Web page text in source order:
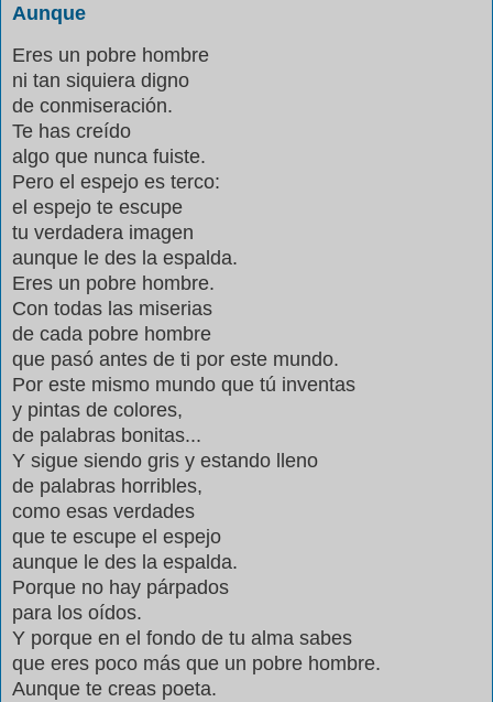
Aunque
Eres un pobre hombre
ni tan siquiera digno
de conmiseración.
Te has creído
algo que nunca fuiste.
Pero el espejo es terco:
el espejo te escupe
tu verdadera imagen
aunque le des la espalda.
Eres un pobre hombre.
Con todas las miserias
de cada pobre hombre
que pasó antes de ti por este mundo.
Por este mismo mundo que tú inventas
y pintas de colores,
de palabras bonitas...
Y sigue siendo gris y estando lleno
de palabras horribles,
como esas verdades
que te escupe el espejo
aunque le des la espalda.
Porque no hay párpados
para los oídos.
Y porque en el fondo de tu alma sabes
que eres poco más que un pobre hombre.
Aunque te creas poeta.